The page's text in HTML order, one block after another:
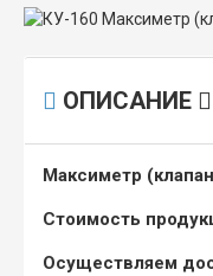
ОПИСАНИЕ
Максиметр
Стоимость
Осуществляем